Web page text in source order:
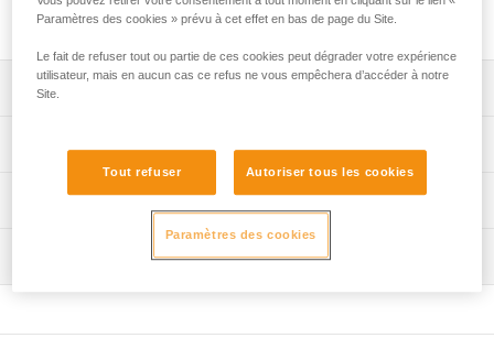
apportent une grande durabilité.
Descriptif
en canyoning :
- conçu pour transporter la corde, éviter qu'elle ne
s’emmêle avec le reste de l'équipement et permettre de la
- cordon avec tanka permettant de fermer le sac
Poids: 420 g
Spécifications référence(s)
Informations techniques
Paramètres des cookies » prévu à cet effet en bas de page du Site.
Le fait de refuser tout ou partie de ces cookies peut dégrader votre expérience
utilisateur, mais en aucun cas ce refus ne vous empêchera d’accéder à notre
Site.
Tout refuser Autoriser tous les cookies
Paramètres des cookies